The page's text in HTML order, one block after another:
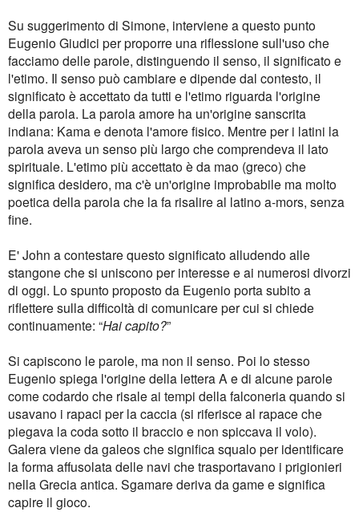
Su suggerimento di Simone, interviene a questo punto
Eugenio Giudici per proporre una riflessione sull'uso che
facciamo delle parole, distinguendo il senso, il significato e
l'etimo. Il senso può cambiare e dipende dal contesto, il
significato è accettato da tutti e l'etimo riguarda l'origine
della parola. La parola amore ha un'origine sanscrita
indiana: Kama e denota l'amore fisico. Mentre per i latini la
parola aveva un senso più largo che comprendeva il lato
spirituale. L'etimo più accettato è da mao (greco) che
significa desidero, ma c'è un'origine improbabile ma molto
poetica della parola che la fa risalire al latino a-mors, senza
fine.
E' John a contestare questo significato alludendo alle
stangone che si uniscono per interesse e ai numerosi divorzi
di oggi. Lo spunto proposto da Eugenio porta subito a
riflettere sulla difficoltà di comunicare per cui si chiede
continuamente: “Hai capito?”
Si capiscono le parole, ma non il senso. Poi lo stesso
Eugenio spiega l'origine della lettera A e di alcune parole
come codardo che risale ai tempi della falconeria quando si
usavano i rapaci per la caccia (si riferisce al rapace che
piegava la coda sotto il braccio e non spiccava il volo).
Galera viene da galeos che significa squalo per identificare
la forma affusolata delle navi che trasportavano i prigionieri
nella Grecia antica. Sgamare deriva da game e significa
capire il gioco.